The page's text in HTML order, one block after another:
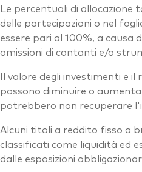
Le percentuali di
delle partecipazioni o nel
essere pari al 100%, a causa
omissioni di contanti e/o
Il valore degli investimenti e il
possono diminuire o
potrebbero non recuperare
Alcuni titoli a reddito fisso a
classificati come liquidità ed
dalle esposizioni